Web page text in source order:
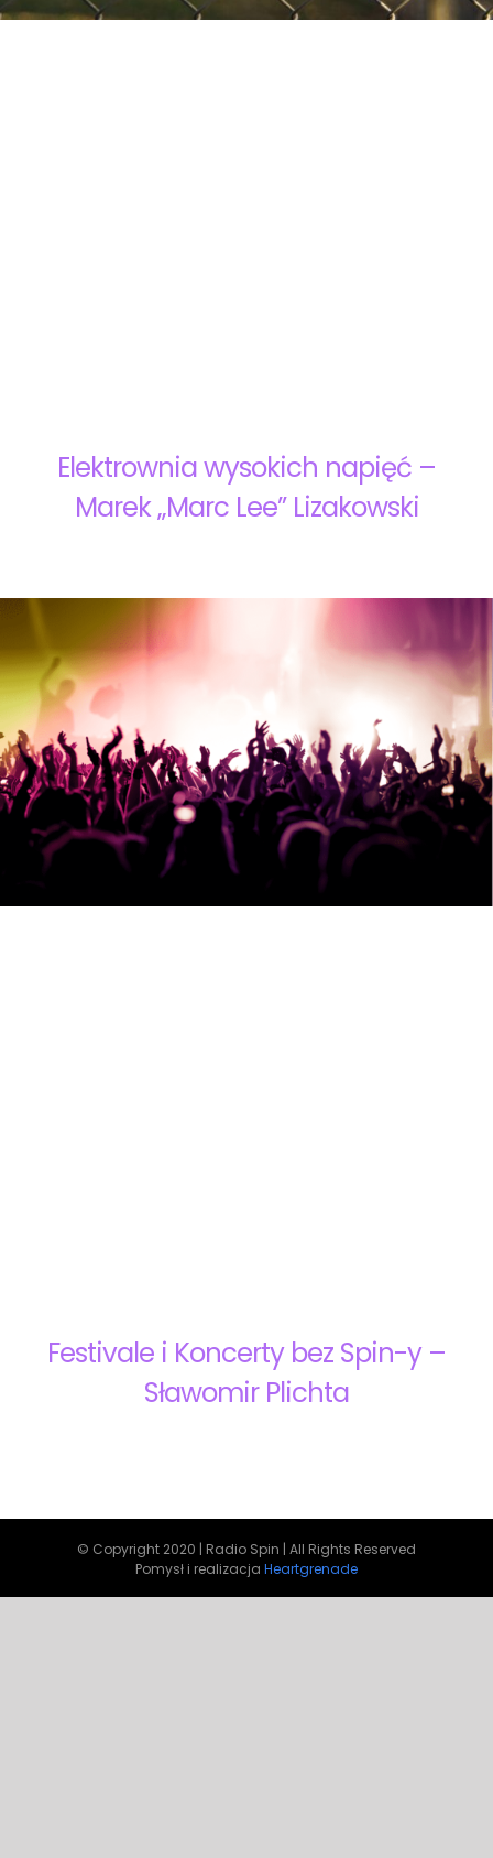
Elektrownia wysokich napięć –
Marek „Marc Lee” Lizakowski
Festivale i Koncerty bez Spin-y –
Sławomir Plichta
© Copyright 2020 | Radio Spin | All Rights Reserved
Pomysł i realizacja Heartgrenade